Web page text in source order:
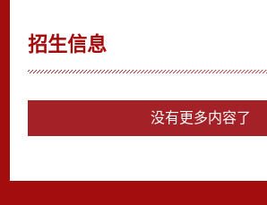
招生信息
没有更多内容了